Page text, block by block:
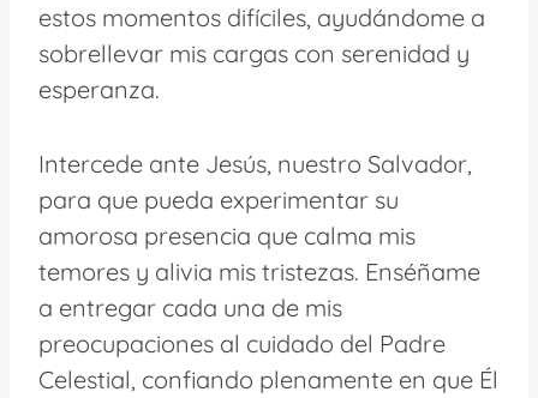
estos momentos difíciles, ayudándome a
sobrellevar mis cargas con serenidad y
esperanza.
Intercede ante Jesús, nuestro Salvador,
para que pueda experimentar su
amorosa presencia que calma mis
temores y alivia mis tristezas. Enséñame
a entregar cada una de mis
preocupaciones al cuidado del Padre
Celestial, confiando plenamente en que Él